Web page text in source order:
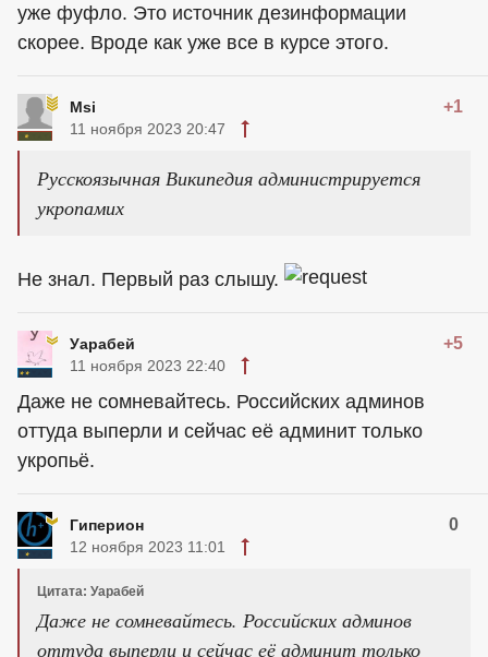
уже фуфло. Это источник дезинформации
скорее. Вроде как уже все в курсе этого.
Msi +1
11 ноября 2023 20:47
Русскоязычная Википедия администрируется
укропамих
Не знал. Первый раз слышу.
Уарабей +5
11 ноября 2023 22:40
Даже не сомневайтесь. Российских админов
оттуда выперли и сейчас её админит только
укропьё.
Гиперион 0
12 ноября 2023 11:01
Цитата: Уарабей
Даже не сомневайтесь. Российских админов
оттуда выперли и сейчас её админит только